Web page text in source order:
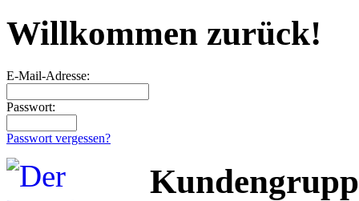
Willkommen zurück!
E-Mail-Adresse:
Passwort:
Passwort vergessen?